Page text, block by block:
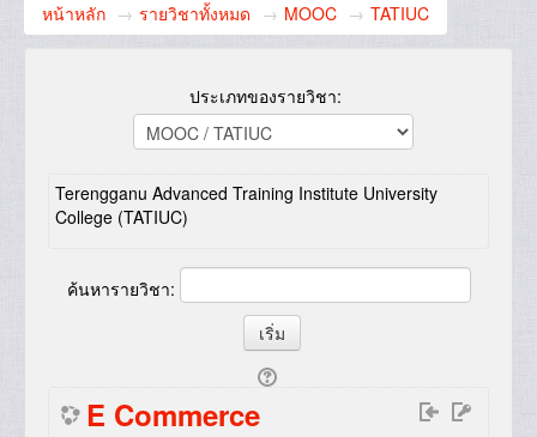
UniSZA Website
หน้าหลัก → รายวิชาทั้งหมด → MOOC → TATIUC
ประเภทของรายวิชา:
Terengganu Advanced Training Institute University
College (TATIUC)
ค้นหารายวิชา:
E Commerce